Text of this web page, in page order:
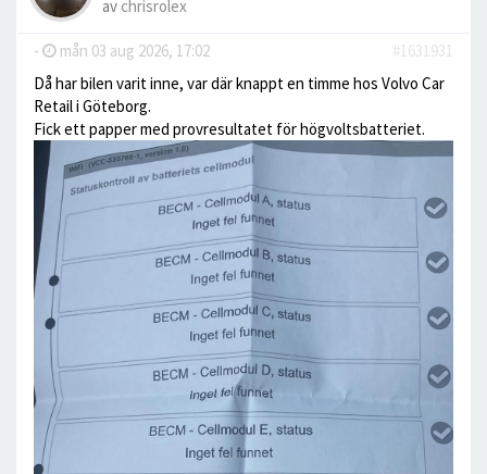
av chrisrolex
- mån 03 aug 2026, 17:02
#1631931
Då har bilen varit inne, var där knappt en timme hos Volvo Car
Retail i Göteborg.
Fick ett papper med provresultatet för högvoltsbatteriet.